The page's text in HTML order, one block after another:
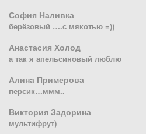
София Наливка
берёзовый ….с мякотью =))
Анастасия Холод
а так я апельсиновый люблю
Алина Примерова
персик…ммм..
Виктория Задорина
мультифрут)